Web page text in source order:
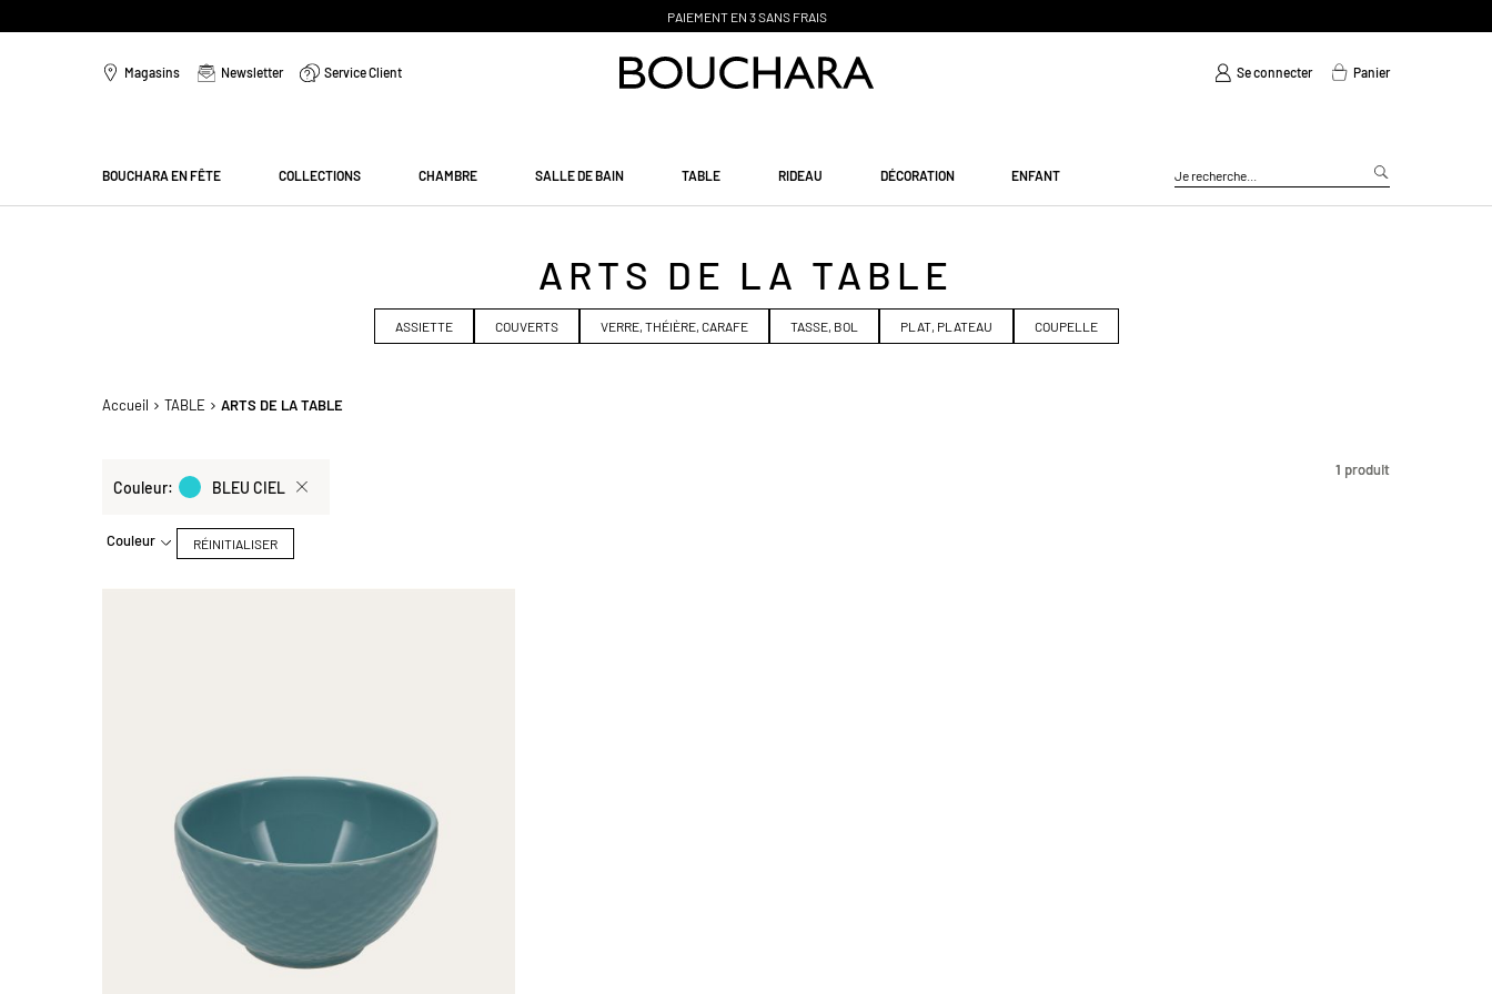
PAIEMENT EN 3 SANS FRAIS
Magasins Newsletter Service Client Se connecter Panier
BOUCHARA EN FÊTE COLLECTIONS CHAMBRE SALLE DE BAIN TABLE RIDEAU DÉCORATION ENFANT
ARTS DE LA TABLE
ASSIETTE COUVERTS VERRE, THÉIÈRE, CARAFE TASSE, BOL PLAT, PLATEAU COUPELLE
Accueil TABLE ARTS DE LA TABLE
actuelle
Couleur BLEU CIEL
Couleur RÉINITIALISER
1 produit
1 produit